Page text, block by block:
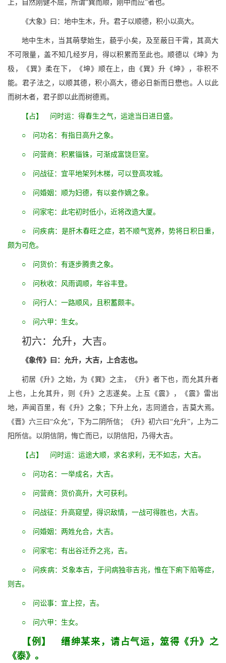
上，自然刚健不屈，所谓“巽而顺，刚中而应”者也。
《大象》曰：地中生木，升。君子以顺德，积小以高大。
地中生木，当其萌孽始生，藐乎小矣，及至蔽日干霄，其高大
不可限量，盖不知几经岁月，得以积累而至此也。顺德以《坤》为
极，《巽》柔在下，《坤》顺在上，由《巽》升《坤》，非积不
能。君子法之，以顺其德，积小高大，德必日新而日懋也。人以此
而树木者，君子即以此而树德焉。
【占】 问时运：得春生之气，运途当日进日盛。
○ 问功名：有指日高升之象。
○ 问营商：积累锱铢，可渐成富饶巨室。
○ 问战征：宜平地架列木梯，可以登高攻城。
○ 问婚姻：顺为妇德，有以妾作嫡之象。
○ 问家宅：此宅初时低小，近将改造大厦。
○ 问疾病：是肝木春旺之症，若不顺气宽养，势将日积日重，
颇为可危。
○ 问货价：有逐步腾贵之象。
○ 问秋收：风雨调顺，年谷丰登。
○ 问行人：一路顺风，且积蓄颇丰。
○ 问六甲：生女。
初六：允升，大吉。
《象传》曰：允升，大吉，上合志也。
初居《升》之始，为《巽》之主，《升》者下也，而允其升者
上也，上允其升，则《升》之志遂矣。上互《震》，《震》雷出
地，声闻百里，有《升》之象；下升上允，志同道合，吉莫大焉。
《晋》六三曰“众允”，下为二阴所信；《升》初六曰“允升”，上为二
阳所信。以阴信阴，悔亡而已，以阴信阳，乃得大吉。
【占】 问时运：运途大顺，求名求利，无不如志，大吉。
○ 问功名：一举成名，大吉。
○ 问营商：货价高升，大可获利。
○ 问战征：升高窥望，得识敌情，一战可得胜也，大吉。
○ 问婚姻：两姓允合，大吉。
○ 问家宅：有出谷迁乔之兆，吉。
○ 问疾病：爻象本吉，于问病独非吉兆，惟在下痢下陷等症，
则吉。
○ 问讼事：宜上控，吉。
○ 问六甲：生女。
【例】 缙绅某来，请占气运，筮得《升》之
《泰》。